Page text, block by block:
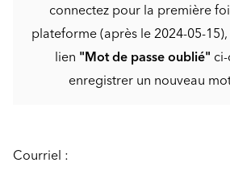
connectez pour la première
plateforme (après le 2024-05-
lien "Mot de passe oublié"
enregistrer un nouveau
Courriel :